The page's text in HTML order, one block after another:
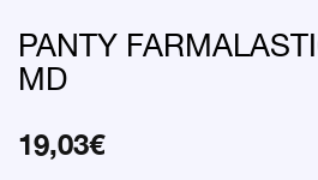
PANTY
MD
19,03€